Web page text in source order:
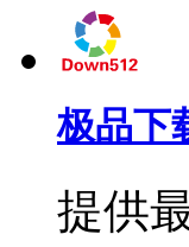
极品下
提供